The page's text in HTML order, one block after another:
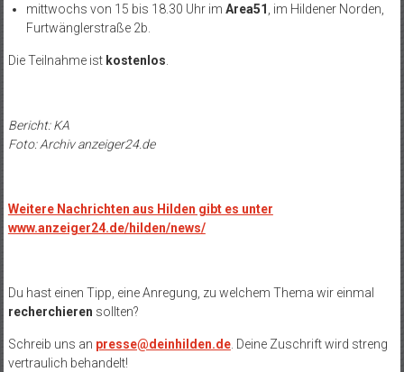
mittwochs von 15 bis 18.30 Uhr im Area51 , im Hildener Norden,
Furtwänglerstraße 2b.
Die Teilnahme ist kostenlos.
Bericht: KA
Foto: Archiv anzeiger24.de
Weitere Nachrichten aus Hilden gibt es unter
www.anzeiger24.de/hilden/news/
Du hast einen Tipp, eine Anregung, zu welchem Thema wir einmal
recherchieren sollten?
Schreib uns an presse@deinhilden.de. Deine Zuschrift wird streng
vertraulich behandelt!